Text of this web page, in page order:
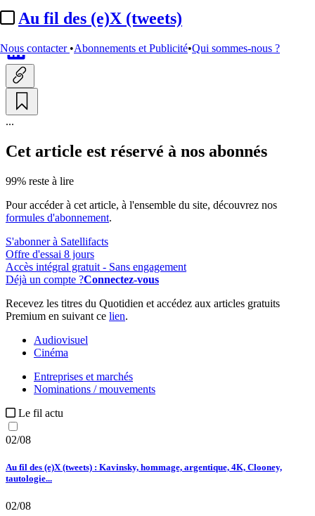
Au fil des (e)X (tweets)
Nous contacter •Abonnements et Publicité•Qui sommes-nous ?
ParEmmanuelle Miquet
...
Cet article est réservé à nos abonnés
99% reste à lire
Pour accéder à cet article, à l'ensemble du site, découvrez nos
formules d'abonnement.
S'abonner à Satellifacts
Offre d'essai 8 jours
Accès intégral gratuit - Sans engagement
Déjà un compte ?Connectez-vous
Recevez les titres du Quotidien et accédez aux articles gratuits
Premium en suivant ce lien.
Audiovisuel
Cinéma
Entreprises et marchés
Nominations / mouvements
Le fil actu
02/08
Au fil des (e)X (tweets) : Kavinsky, hommage, argentique, 4K, Clooney,
tautologie...
02/08